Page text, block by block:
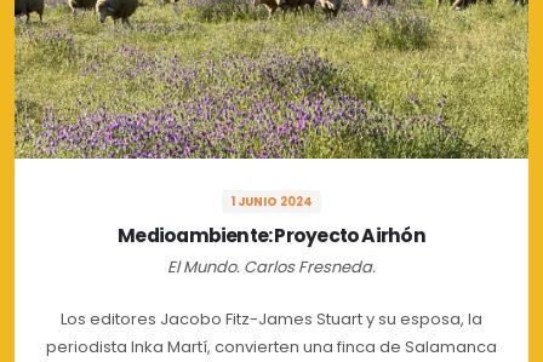
1 JUNIO 2024
Medioambiente: Proyecto Airhón
El Mundo. Carlos Fresneda.
Los editores Jacobo Fitz-James Stuart y su esposa, la
periodista Inka Martí, convierten una finca de Salamanca